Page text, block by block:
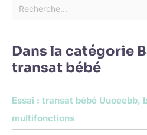
Dans la catégorie
transat bébé
Essai : transat bébé Uuoeebb,
multifonctions